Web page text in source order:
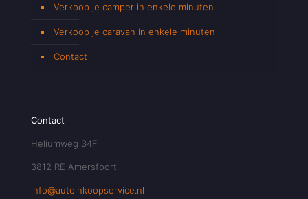
Verkoop je camper in enkele minuten
Verkoop je caravan in enkele minuten
Contact
Contact
Heliumweg 34F
3812 RE Amersfoort
info@autoinkoopservice.nl